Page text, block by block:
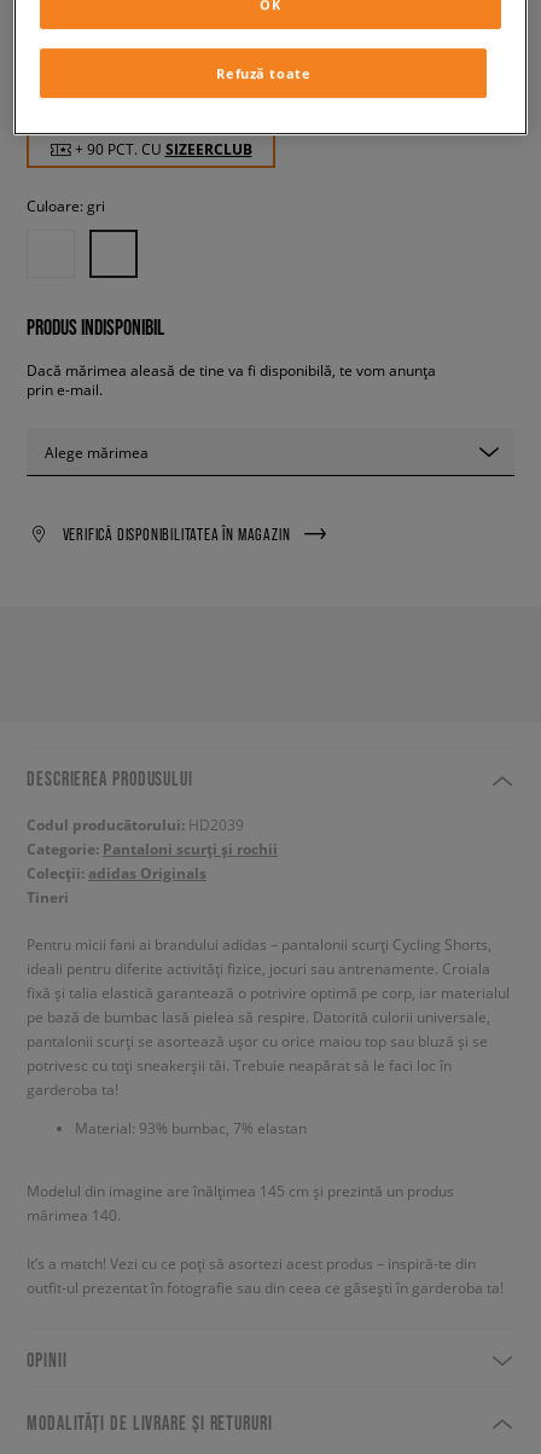
89,99 RON cu TVA
+ 90 PCT. CU SIZEERCLUB
Culoare: gri
PRODUS INDISPONIBIL
Dacă mărimea aleasă de tine va fi disponibilă, te vom anunța
prin e-mail.
Alege mărimea
VERIFICĂ DISPONIBILITATEA ÎN MAGAZIN
DESCRIEREA PRODUSULUI
Codul producătorului: HD2039
Categorie: Pantaloni scurți și rochii
Colecții: adidas Originals
Tineri
Pentru micii fani ai brandului adidas – pantalonii scurți Cycling Shorts,
ideali pentru diferite activități fizice, jocuri sau antrenamente. Croiala
fixă și talia elastică garantează o potrivire optimă pe corp, iar materialul
pe bază de bumbac lasă pielea să respire. Datorită culorii universale,
pantalonii scurți se asortează ușor cu orice maiou top sau bluză și se
potrivesc cu toți sneakerșii tăi. Trebuie neapărat să le faci loc în
garderoba ta!
Material: 93% bumbac, 7% elastan
Modelul din imagine are înălțimea 145 cm și prezintă un produs
mărimea 140.
It’s a match! Vezi cu ce poți să asortezi acest produs – inspiră-te din
outfit-ul prezentat în fotografie sau din ceea ce găsești în garderoba ta!
OPINII
MODALITĂȚI DE LIVRARE ȘI RETURURI
Refuză toate
OK